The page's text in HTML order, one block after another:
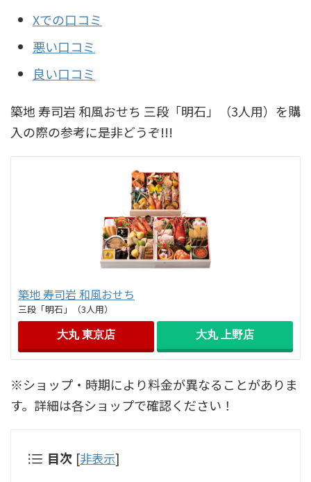
Xでの口コミ
悪い口コミ
良い口コミ
築地 寿司岩 和風おせち 三段「明石」（3人用）を購
入の際の参考に是非どうぞ!!!
築地 寿司岩 和風おせち
三段「明石」（3人用）
大丸 東京店 大丸 上野店
※ショップ・時期により料金が異なることがありま
す。詳細は各ショップで確認ください！
目次 [非表示]